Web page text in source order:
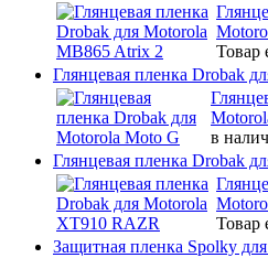
Товар
Глянцевая пленка Drobak
в
Глянцевая пленка Drobak
Товар
Защитная пленка Spolky